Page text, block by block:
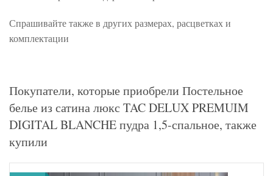
Спрашивайте также в других размерах, расцветках и
комплектации
Покупатели, которые приобрели Постельное
белье из сатина люкс TAC DELUX PREMUIM
DIGITAL BLANCHE пудра 1,5-спальное, также
купили